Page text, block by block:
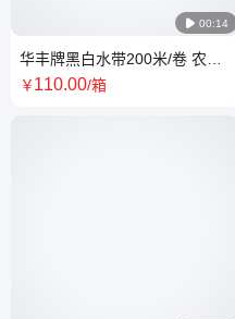
 00:14
华丰牌黑白水带200米/卷 农林
灌溉专用塑料软管
￥110.00/箱